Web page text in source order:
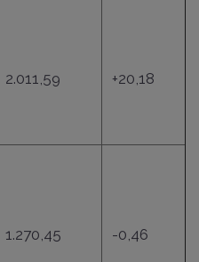
2.011,59 +20,18
1.270,45 -0,46